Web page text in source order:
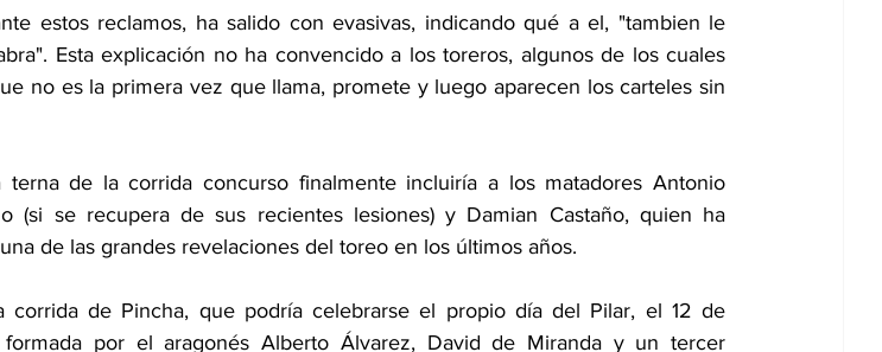
estos reclamos, ha salido con evasivas, indicando qué a el, "tambien le
Esta explicación no ha convencido a los toreros, algunos de los cuales
no es la primera vez que llama, promete y luego aparecen los carteles sin
de la corrida concurso finalmente incluiría a los matadores Antonio
(si se recupera de sus recientes lesiones) y Damian Castaño, quien ha
de las grandes revelaciones del toreo en los últimos años.
corrida de Pincha, que podría celebrarse el propio día del Pilar, el 12 de
formada por el aragonés Alberto Álvarez, David de Miranda y un tercer